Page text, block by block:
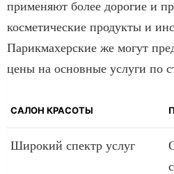
применяют более дорогие и
косметические продукты и
Парикмахерские же могут
цены на основные услуги по
САЛОН КРАСОТЫ
Широкий спектр услуг